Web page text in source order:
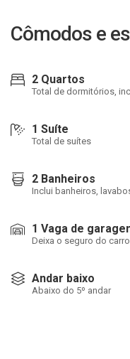
Cômodos e
2 Quartos
Total de dormitórios,
1 Suíte
Total de suítes
2 Banheiros
Inclui banheiros,
1 Vaga de
Deixa o seguro do
Andar baixo
Abaixo do 5º andar